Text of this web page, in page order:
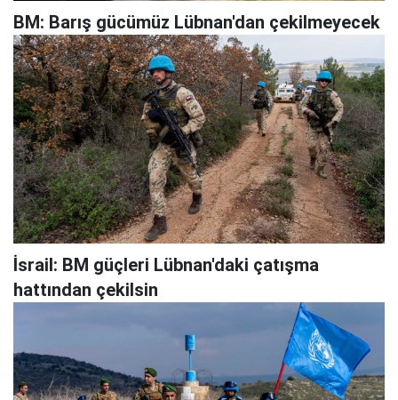
BM: Barış gücümüz Lübnan'dan çekilmeyecek
İsrail: BM güçleri Lübnan'daki çatışma
hattından çekilsin